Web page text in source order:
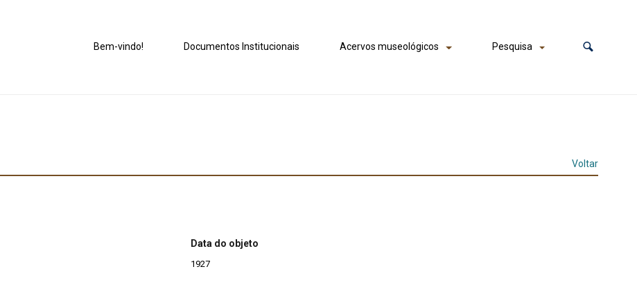
Bem-vindo! Documentos Institucionais Acervos museológicos Pesquisa
Voltar
Data do objeto
1927